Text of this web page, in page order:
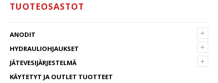
TUOTEOSASTOT
+
ANODIT
+
HYDRAULIOHJAUKSET
+
JÄTEVESIJÄRJESTELMÄ
KÄYTETYT JA OUTLET TUOTTEET